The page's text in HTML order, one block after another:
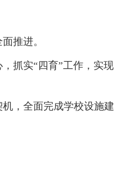
推进。
抓实“四育”工作，实现
，全面完成学校设施建